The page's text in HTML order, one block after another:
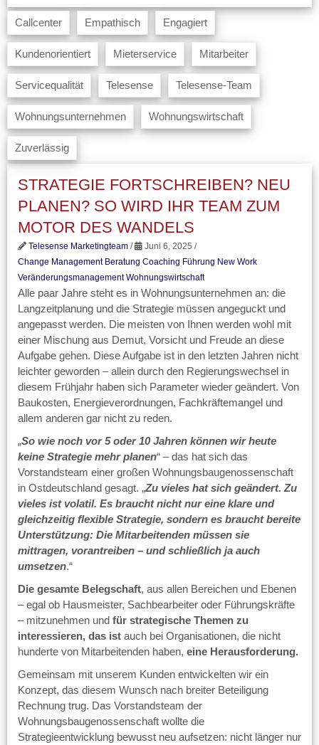
Callcenter Empathisch Engagiert
Kundenorientiert Mieterservice Mitarbeiter
Servicequalität Telesense Telesense-Team
Wohnungsunternehmen Wohnungswirtschaft
Zuverlässig
STRATEGIE FORTSCHREIBEN? NEU
PLANEN? SO WIRD IHR TEAM ZUM
MOTOR DES WANDELS
Telesense Marketingteam /
Juni 6, 2025 /
Change Management Beratung Coaching Führung New Work
Veränderungsmanagement Wohnungswirtschaft
Alle paar Jahre steht es in Wohnungsunternehmen an: die
Langzeitplanung und die Strategie müssen angeguckt und
angepasst werden. Die meisten von Ihnen werden wohl mit
einer Mischung aus Demut, Vorsicht und Freude an diese
Aufgabe gehen. Diese Aufgabe ist in den letzten Jahren nicht
leichter geworden – allein durch den Regierungswechsel in
diesem Frühjahr haben sich Parameter wieder geändert. Von
Baukosten, Energieverordnungen, Fachkräftemangel und
allem anderen gar nicht zu reden.
„So wie noch vor 5 oder 10 Jahren können wir heute
keine Strategie mehr planen“ – das hat sich das
Vorstandsteam einer großen Wohnungsbaugenossenschaft
in Ostdeutschland gesagt. „Zu vieles hat sich geändert. Zu
vieles ist volatil. Es braucht nicht nur eine klare und
gleichzeitig flexible Strategie, sondern es braucht bereite
Unterstützung: Die Mitarbeitenden müssen sie
mittragen, vorantreiben – und schließlich ja auch
umsetzen.“
Die gesamte Belegschaft, aus allen Bereichen und Ebenen
– egal ob Hausmeister, Sachbearbeiter oder Führungskräfte
– mitzunehmen und für strategische Themen zu
interessieren, das ist auch bei Organisationen, die nicht
hunderte von Mitarbeitenden haben, eine Herausforderung.
Gemeinsam mit unserem Kunden entwickelten wir ein
Konzept, das diesem Wunsch nach breiter Beteiligung
Rechnung trug. Das Vorstandsteam der
Wohnungsbaugenossenschaft wollte die
Strategieentwicklung bewusst neu aufsetzen: nicht länger nur